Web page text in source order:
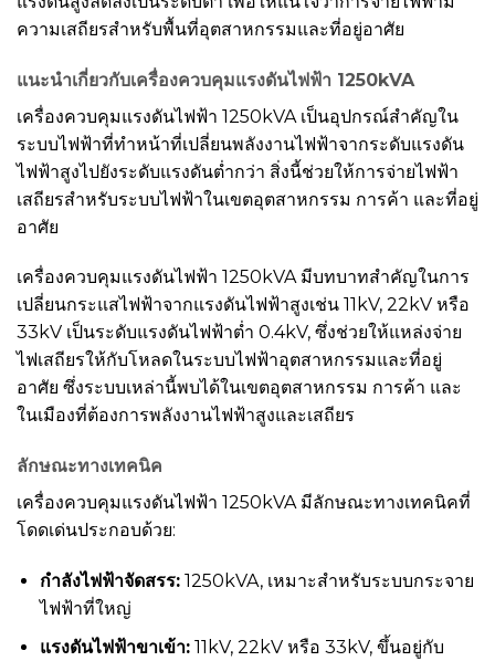
ความเสถียรสำหรับพื้นที่อุตสาหกรรมและที่อยู่อาศัย
แนะนำเกี่ยวกับเครื่องควบคุมแรงดันไฟฟ้า 1250kVA
เครื่องควบคุมแรงดันไฟฟ้า 1250kVA เป็นอุปกรณ์สำคัญใน
ระบบไฟฟ้าที่ทำหน้าที่เปลี่ยนพลังงานไฟฟ้าจากระดับแรงดัน
ไฟฟ้าสูงไปยังระดับแรงดันต่ำกว่า สิ่งนี้ช่วยให้การจ่ายไฟฟ้า
เสถียรสำหรับระบบไฟฟ้าในเขตอุตสาหกรรม การค้า และที่อยู่
อาศัย
เครื่องควบคุมแรงดันไฟฟ้า 1250kVA มีบทบาทสำคัญในการ
เปลี่ยนกระแสไฟฟ้าจากแรงดันไฟฟ้าสูงเช่น 11kV, 22kV หรือ
33kV เป็นระดับแรงดันไฟฟ้าต่ำ 0.4kV, ซึ่งช่วยให้แหล่งจ่าย
ไฟเสถียรให้กับโหลดในระบบไฟฟ้าอุตสาหกรรมและที่อยู่
อาศัย ซึ่งระบบเหล่านี้พบได้ในเขตอุตสาหกรรม การค้า และ
ในเมืองที่ต้องการพลังงานไฟฟ้าสูงและเสถียร
ลักษณะทางเทคนิค
เครื่องควบคุมแรงดันไฟฟ้า 1250kVA มีลักษณะทางเทคนิคที่
โดดเด่นประกอบด้วย:
กำลังไฟฟ้าจัดสรร:1250kVA, เหมาะสำหรับระบบกระจาย
ไฟฟ้าที่ใหญ่
แรงดันไฟฟ้าขาเข้า:11kV, 22kV หรือ 33kV, ขึ้นอยู่กับ